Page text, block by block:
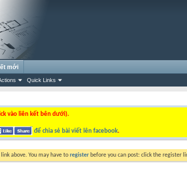
Quick Links
mới
vào liên kết bên dưới).
để chia sẻ bài viết lên facebook.
above. You may have to register before you can post: click the register